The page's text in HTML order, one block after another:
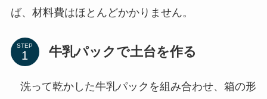
ば、材料費はほとんどかかりません。
STEP 牛乳パックで土台を作る
洗って乾かした牛乳パックを組み合わせ、箱の形